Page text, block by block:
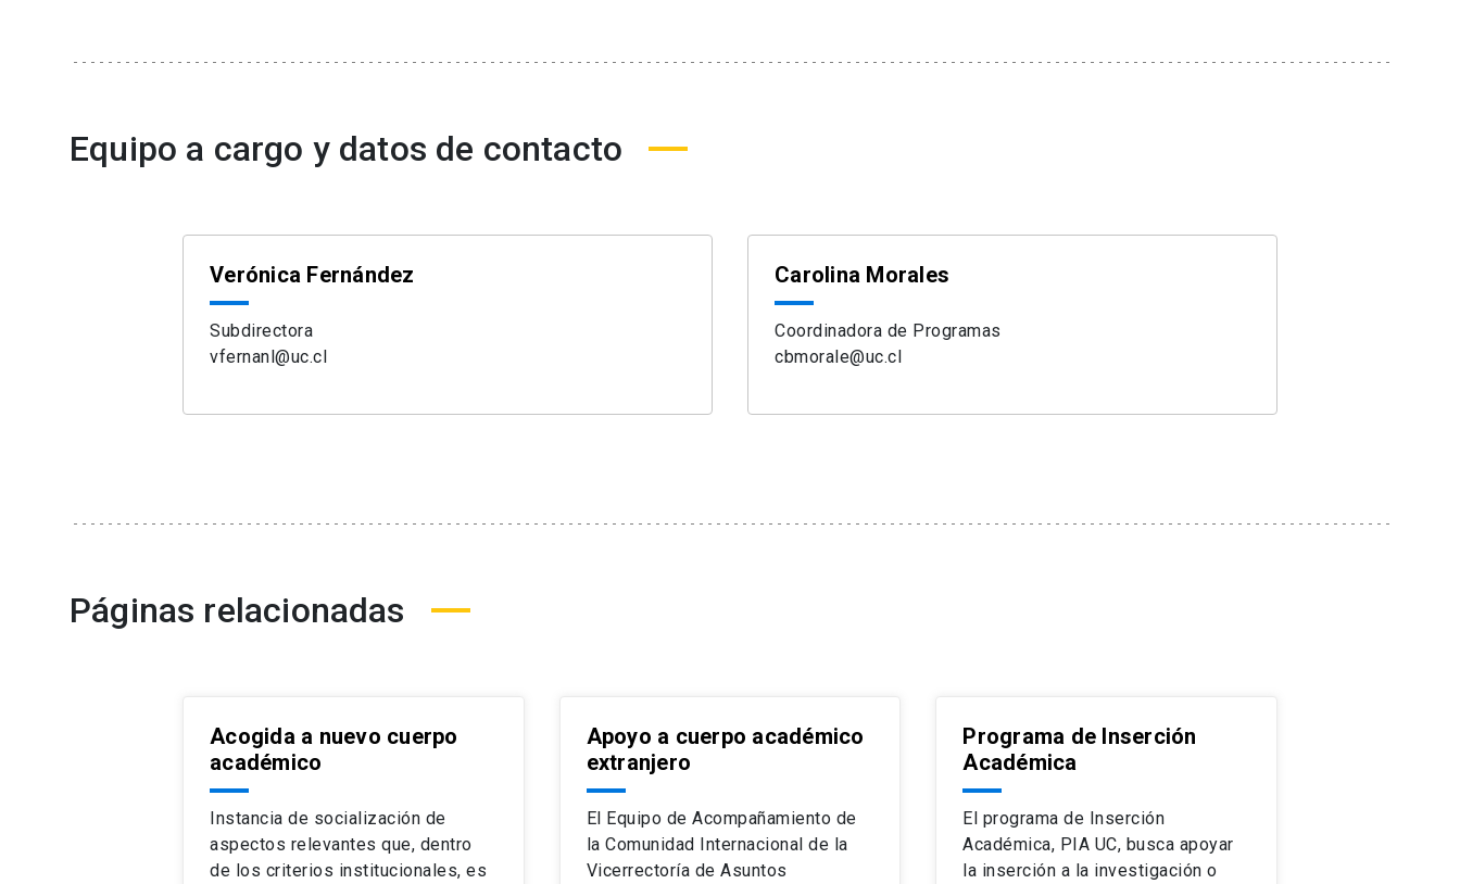
Equipo a cargo y datos de contacto
Verónica Fernández
Subdirectora
vfernanl@uc.cl
Carolina Morales
Coordinadora de Programas
cbmorale@uc.cl
Páginas relacionadas
Acogida a nuevo cuerpo
académico
Instancia de socialización de
aspectos relevantes que, dentro
de los criterios institucionales, es
Apoyo a cuerpo académico
extranjero
El Equipo de Acompañamiento de
la Comunidad Internacional de la
Vicerrectoría de Asuntos
Programa de Inserción
Académica
El programa de Inserción
Académica, PIA UC, busca apoyar
la inserción a la investigación o